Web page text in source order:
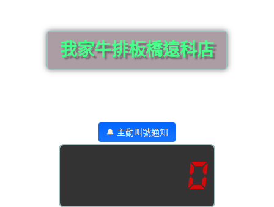
我家牛排板橋遠科店
🔔 主動叫號通知
0